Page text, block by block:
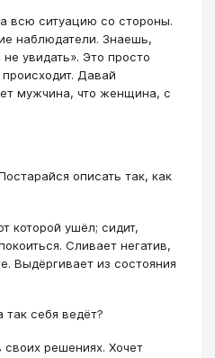
всю ситуацию со стороны.
наблюдатели. Знаешь,
увидать». Это просто
Давай
мужчина, что женщина, с
описать так, как
которой ушёл; сидит,
Сливает негатив,
Выдёргивает из состояния
так себя ведёт?
решениях. Хочет